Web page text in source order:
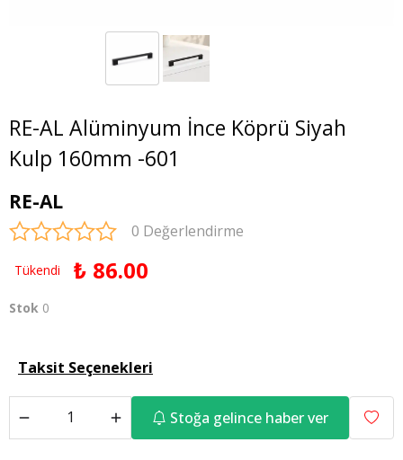
RE-AL Alüminyum İnce Köprü Siyah
Kulp 160mm -601
RE-AL
0 Değerlendirme
Tükendi ₺ 86.00
Stok 0
Taksit Seçenekleri
Stoğa gelince haber ver